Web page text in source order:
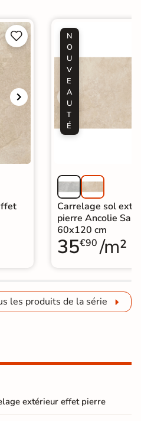


N
O
U
V
E
A
U
T
É
Carrelage sol
pierre Ancolie
60x120 cm
35€90 /m²
les produits de la série
extérieur effet pierre